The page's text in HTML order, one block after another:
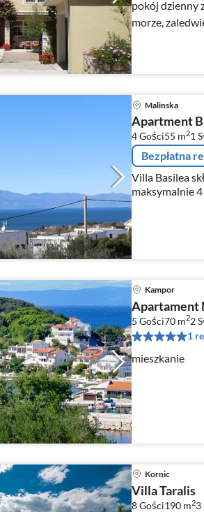
pokój dzienny
morze,
Paradise San
Malinska
Apartment
4 Gości55 m21
Bezpłatna
Villa Basilea
maksymalnie
Kampor
Apartament
5 Gości70 m22
1
mieszkanie
Kornic
Villa Taralis
8 Gości190 m23